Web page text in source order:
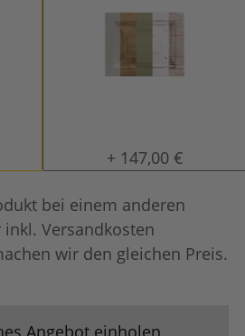
Konfigurator
+ 147,00 €
bei einem anderen
Versandkosten
wir den gleichen Preis.
Angebot einholen